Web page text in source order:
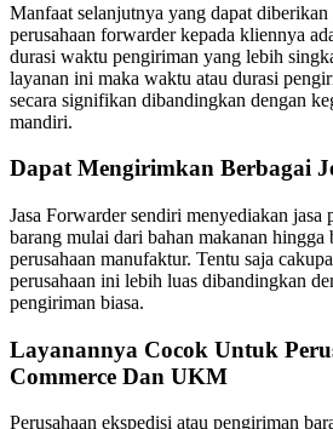
Manfaat selanjutnya yang dapat diberikan
perusahaan forwarder kepada kliennya
durasi waktu pengiriman yang lebih
layanan ini maka waktu atau durasi
secara signifikan dibandingkan dengan
mandiri.
Dapat Mengirimkan Berbagai
Jasa Forwarder sendiri menyediakan jasa
barang mulai dari bahan makanan hingga
perusahaan manufaktur. Tentu saja
perusahaan ini lebih luas dibandingkan
pengiriman biasa.
Layanannya Cocok Untuk
Commerce Dan UKM
Perusahaan ekspedisi atau pengiriman